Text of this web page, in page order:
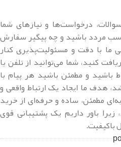
درخواست‌ها و نیازهای شما
مردد باشید و چه پیگیر سفارش
ما با دقت و مسئولیت‌پذیری کنار
کنید، شما می‌توانید از تلفن یا
باشید و مطمئن باشید هر پیام با
هدف ما ایجاد یک ارتباط واقعی و
مطمئن، ساده و حرفه‌ای از خرید
باور داریم یک پشتیبانی قوی